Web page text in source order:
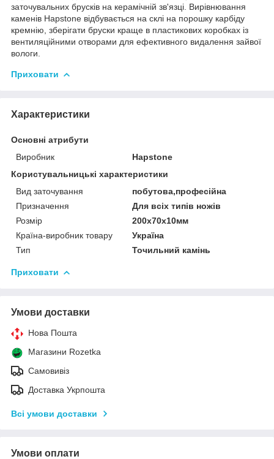
заточувальних брусків на керамічній зв'язці. Вирівнювання
каменів Hapstone відбувається на склі на порошку карбіду
кремнію, зберігати бруски краще в пластикових коробках із
вентиляційними отворами для ефективного видалення зайвої
вологи.
Приховати
Характеристики
Основні атрибути
Виробник
Hapstone
Користувальницькі характеристики
Вид заточування
побутова,професійна
Призначення
Для всіх типів ножів
Розмір
200х70х10мм
Країна-виробник товару
Україна
Тип
Точильний камінь
Приховати
Умови доставки
Нова Пошта
Магазини Rozetka
Самовивіз
Доставка Укрпошта
Всі умови доставки
Умови оплати